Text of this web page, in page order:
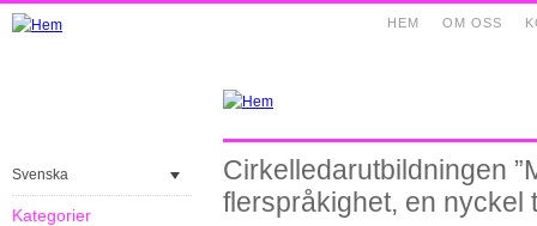
OM OSS
HEM
Svenska
Kategorier
Cirkelledarutbildningen
flerspråkighet, en nyckel